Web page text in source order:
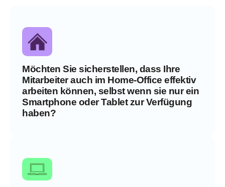
Möchten Sie sicherstellen, dass Ihre
Mitarbeiter auch im Home-Office effektiv
arbeiten können, selbst wenn sie nur ein
Smartphone oder Tablet zur Verfügung
haben?